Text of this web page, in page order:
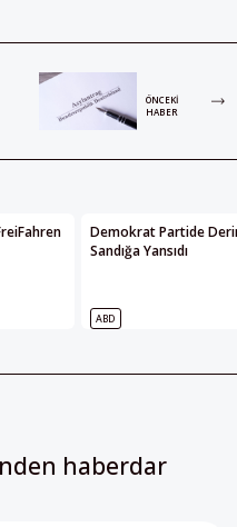
ÖNCEKI
HABER
Demokrat Partide
Sandığa Yansıdı
ABD
haberdar